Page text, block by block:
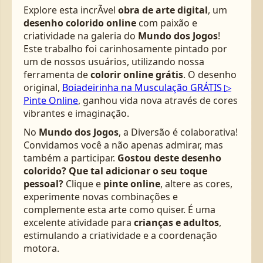
Explore esta incrÃ­vel obra de arte digital, um
desenho colorido online com paixão e
criatividade na galeria do Mundo dos Jogos!
Este trabalho foi carinhosamente pintado por
um de nossos usuários, utilizando nossa
ferramenta decolorir online grátis. O desenho
original, Boiadeirinha na Musculação GRÁTIS ▷
Pinte Online, ganhou vida nova através de cores
vibrantes e imaginação.
No Mundo dos Jogos, a Diversão é colaborativa!
Convidamos você a não apenas admirar, mas
também a participar. Gostou deste desenho
colorido? Que tal adicionar o seu toque
pessoal? Clique e pinte online, altere as cores,
experimente novas combinações e
complemente esta arte como quiser. É uma
excelente atividade para crianças e adultos,
estimulando a criatividade e a coordenação
motora.